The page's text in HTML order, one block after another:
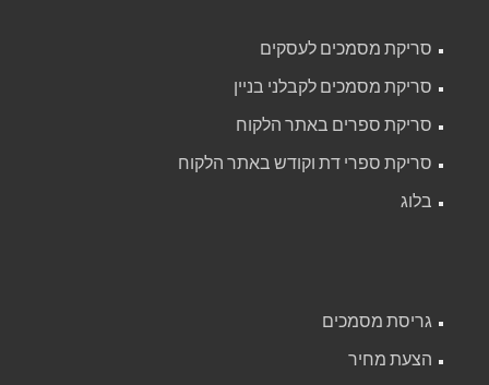
סריקת מסמכים לעסקים
סריקת מסמכים לקבלני בניין
סריקת ספרים באתר הלקוח
סריקת ספרי דת וקודש באתר הלקוח
בלוג
גריסת מסמכים
הצעת מחיר